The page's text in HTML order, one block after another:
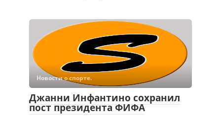
Новости о спорте.
Джанни Инфантино сохранил
пост президента ФИФА